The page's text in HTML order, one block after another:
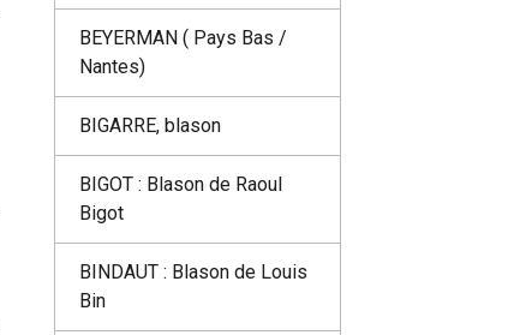
BEYERMAN ( Pays Bas /
Nantes)
BIGARRE, blason
BIGOT : Blason de Raoul
Bigot
BINDAUT : Blason de Louis
Bin